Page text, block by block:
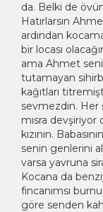
da. Belki de
Hatırlarsın
ardından
bir locası
ama Ahmet
tutamayan
kağıtları titremişti
sevmezdin. Her
mısra devşiriyor
kızının.
senin genlerini
varsa yavruna
Kocana da
fincanımsı
göre senden